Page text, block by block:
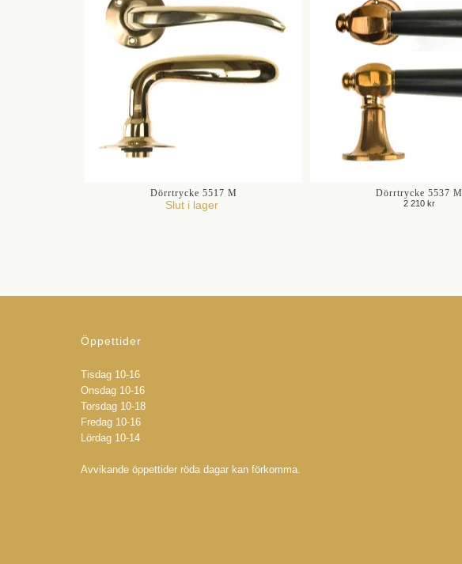
Dörrtrycke 5517 M
Slut i lager
Dörrtrycke 5537 M
2 210 kr
Öppettider
Tisdag 10-16
Onsdag 10-16
Torsdag 10-18
Fredag 10-16
Lördag 10-14
Avvikande öppettider röda dagar kan förkomma.